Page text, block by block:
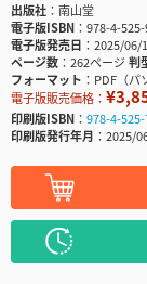
出版社
南山堂
電子版ISBN
978-4-
電子版発売日
2025/06/
ページ数
262ページ判
フォーマット
PDF（パ
電子版販売価格：
印刷版ISBN
978-4-
印刷版発行年月
2025/